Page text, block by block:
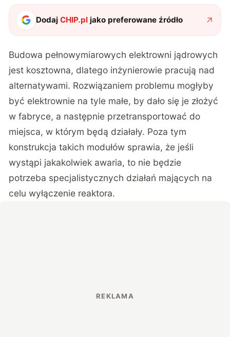
DodajCHIP.pl jako preferowane źródło
Budowa pełnowymiarowych elektrowni jądrowych
jest kosztowna, dlatego inżynierowie pracują nad
alternatywami. Rozwiązaniem problemu mogłyby
być elektrownie na tyle małe, by dało się je złożyć
w fabryce, a następnie przetransportować do
miejsca, w którym będą działały. Poza tym
konstrukcja takich modułów sprawia, że jeśli
wystąpi jakakolwiek awaria, to nie będzie
potrzeba specjalistycznych działań mających na
celu wyłączenie reaktora.